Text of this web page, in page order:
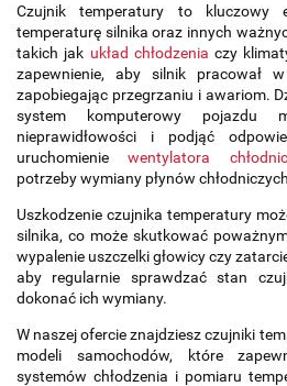
Czujnik temperatury to kluczowy
temperaturę silnika oraz innych
takich jak układ chłodzenia czy
zapewnienie, aby silnik pracował
zapobiegając przegrzaniu i awariom.
system komputerowy
nieprawidłowości i podjąć
uruchomieniewentylatora
potrzeby wymiany płynów
Uszkodzenie czujnika temperatury
silnika, co może skutkować
wypalenie uszczelki głowicy czy
aby regularnie sprawdzać stan
dokonać ich wymiany.
W naszej ofercie znajdziesz czujniki
modeli samochodów, które
systemów chłodzenia i pomiaru